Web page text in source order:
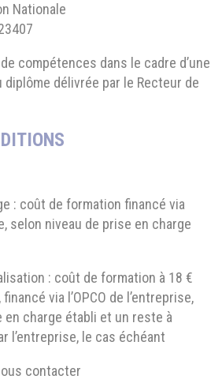
Nationale
compétences dans le cadre d’une
délivrée par le Recteur de
: coût de formation financé via
selon niveau de prise en charge
: coût de formation à 18 €
via l’OPCO de l’entreprise,
en charge établi et un reste à
l’entreprise, le cas échéant
contacter